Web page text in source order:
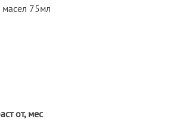
75мл
от, мес